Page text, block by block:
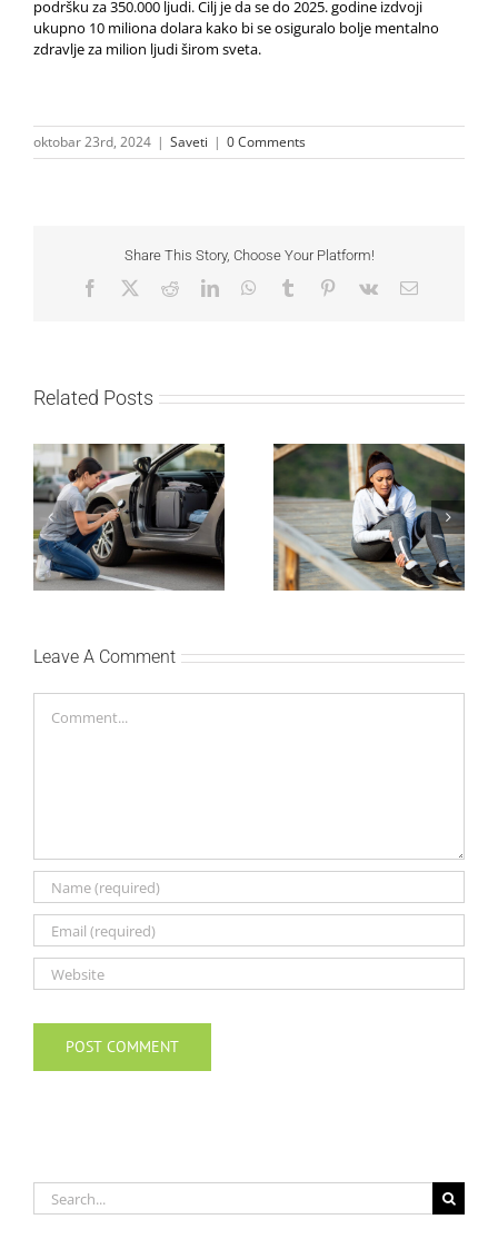
podršku za 350.000 ljudi. Cilj je da se do 2025. godine izdvoji
ukupno 10 miliona dolara kako bi se osiguralo bolje mentalno
zdravlje za milion ljudi širom sveta.
oktobar 23rd, 2024 | Saveti | 0 Comments
Share This Story, Choose Your Platform!
Facebook RedditLinkedInWhatsApp
Tumblr Pinterest
Vk Email
Related Posts
Kako mladi vozači
mogu pametno da
planiraju putovanje
automobilom?
Treniraj pametno: Kako
da izbegneš povrede i
ostaneš u top formi
Leave A Comment
Search
for: